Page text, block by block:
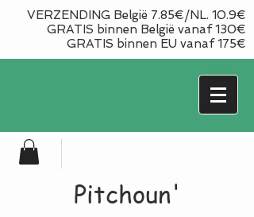
VERZENDING België 7.85€/NL. 10.9€
GRATIS binnen België vanaf 130€
GRATIS binnen EU vanaf 175€
Pitchoun'